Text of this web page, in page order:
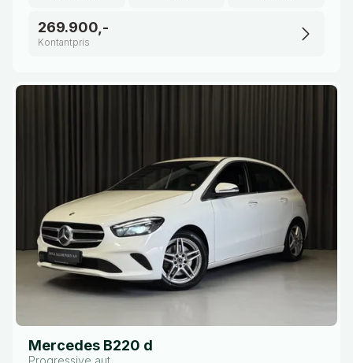
269.900,-
Kontantpris
Mercedes B220 d
Progressive aut.